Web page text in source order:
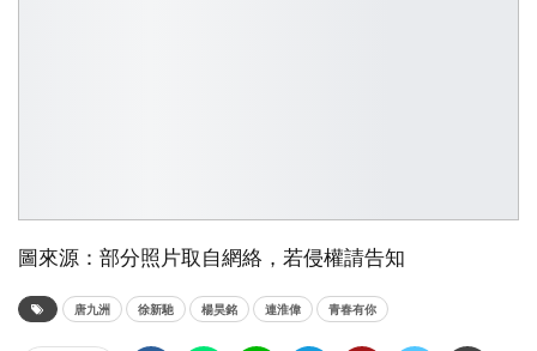
圖來源：部分照片取自網絡，若侵權請告知
唐九洲 徐新馳 楊昊銘 連淮偉 青春有你